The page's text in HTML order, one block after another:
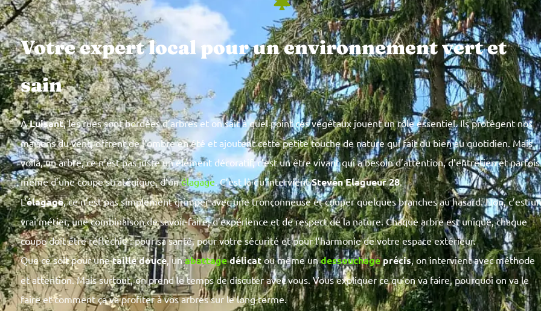
Votre expert local pour un environnement vert et
sain
ÀLuisant, les rues sont bordées d’arbres et on sait à quel point ces végétaux jouent un rôle essentiel. Ils protègent nos
maisons du vent, offrent de l’ombre en été et ajoutent cette petite touche de nature qui fait du bien au quotidien. Mais
voilà, un arbre, ce n’est pas juste un élément décoratif, c’est un être vivant qui a besoin d’attention, d’entretien et parfois
même d’une coupe stratégique, d’unélagage. C’est là qu’intervientSteven Elagueur 28.
L’élagage, ce n’est pas simplement grimper avec une tronçonneuse et couper quelques branches au hasard. Non, c’est un
vrai métier, une combinaison de savoir-faire, d’expérience et de respect de la nature. Chaque arbre est unique, chaque
coupe doit être réfléchie : pour sa santé, pour votre sécurité et pour l’harmonie de votre espace extérieur.
Que ce soit pour unetaille douce, unabattagedélicatou même undessouchageprécis, on intervient avec méthode
et attention. Mais surtout, on prend le temps de discuter avec vous. Vous expliquer ce qu’on va faire, pourquoi on va le
faire et comment ça va profiter à vos arbres sur le long terme.